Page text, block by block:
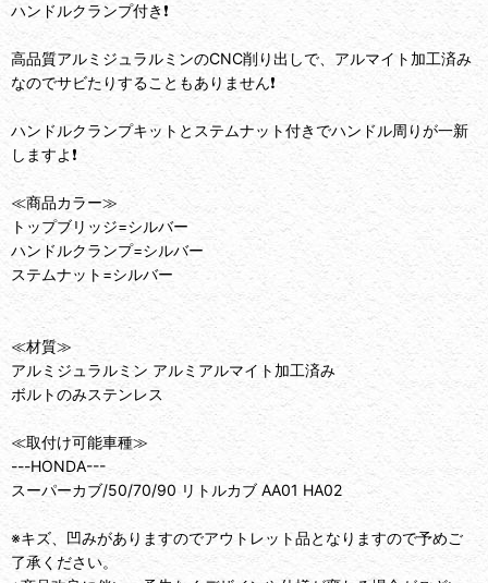
ハンドルクランプ付き❗️
高品質アルミジュラルミンのCNC削り出しで、アルマイト加工済み
なのでサビたりすることもありません❗️
ハンドルクランプキットとステムナット付きでハンドル周りが一新
しますよ❗️
≪商品カラー≫
トップブリッジ=シルバー
ハンドルクランプ=シルバー
ステムナット=シルバー
≪材質≫
アルミジュラルミン アルミアルマイト加工済み
ボルトのみステンレス
≪取付け可能車種≫
---HONDA---
スーパーカブ/50/70/90 リトルカブ AA01 HA02
※キズ、凹みがありますのでアウトレット品となりますので予めご
了承ください。